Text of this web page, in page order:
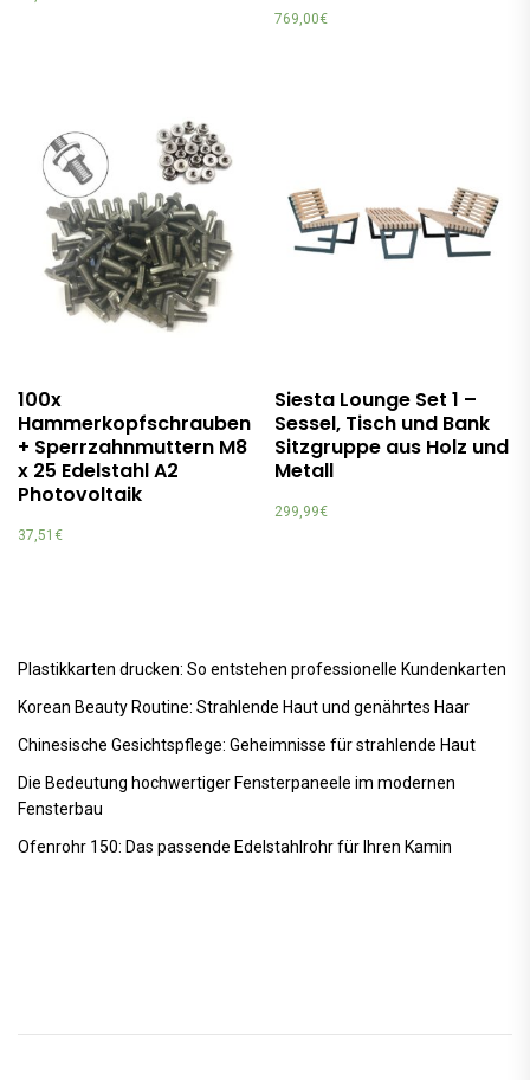
769,00€
100x
Hammerkopfschrauben
+ Sperrzahnmuttern M8
x 25 Edelstahl A2
Photovoltaik
37,51 €
Siesta Lounge Set 1 –
Sessel, Tisch und Bank
Sitzgruppe aus Holz und
Metall
299,99€
Plastikkarten drucken: So entstehen professionelle Kundenkarten
Korean Beauty Routine: Strahlende Haut und genährtes Haar
Chinesische Gesichtspflege: Geheimnisse für strahlende Haut
Die Bedeutung hochwertiger Fensterpaneele im modernen
Fensterbau
Ofenrohr 150: Das passende Edelstahlrohr für Ihren Kamin